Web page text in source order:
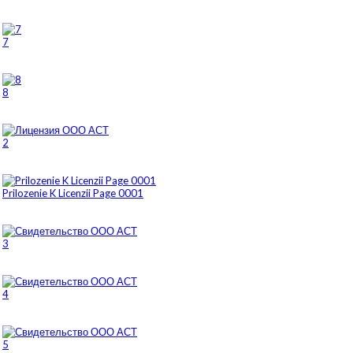
7
8
2
Prilozenie K Licenzii Page 0001
3
4
5